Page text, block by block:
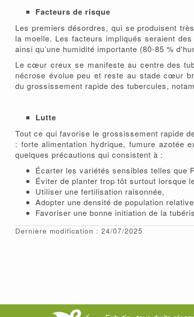
Facteurs de risque
Les premiers désordres, qui se produisent
la moelle. Les facteurs impliqués seraient
ainsi qu’une humidité importante (80-85 %
Le cœur creux se manifeste au centre des
nécrose évolue peu et reste au stade cœur
du grossissement rapide des tubercules,
Lutte
Tout ce qui favorise le grossissement rapide
: forte alimentation hydrique, fumure azotée
quelques précautions qui consistent à :
Écarter les variétés sensibles telles que
Éviter de planter trop tôt surtout lorsque
Utiliser une fertilisation raisonnée,
Adopter une densité de population
Favoriser une bonne initiation de la
Dernière modification : 24/07/2025